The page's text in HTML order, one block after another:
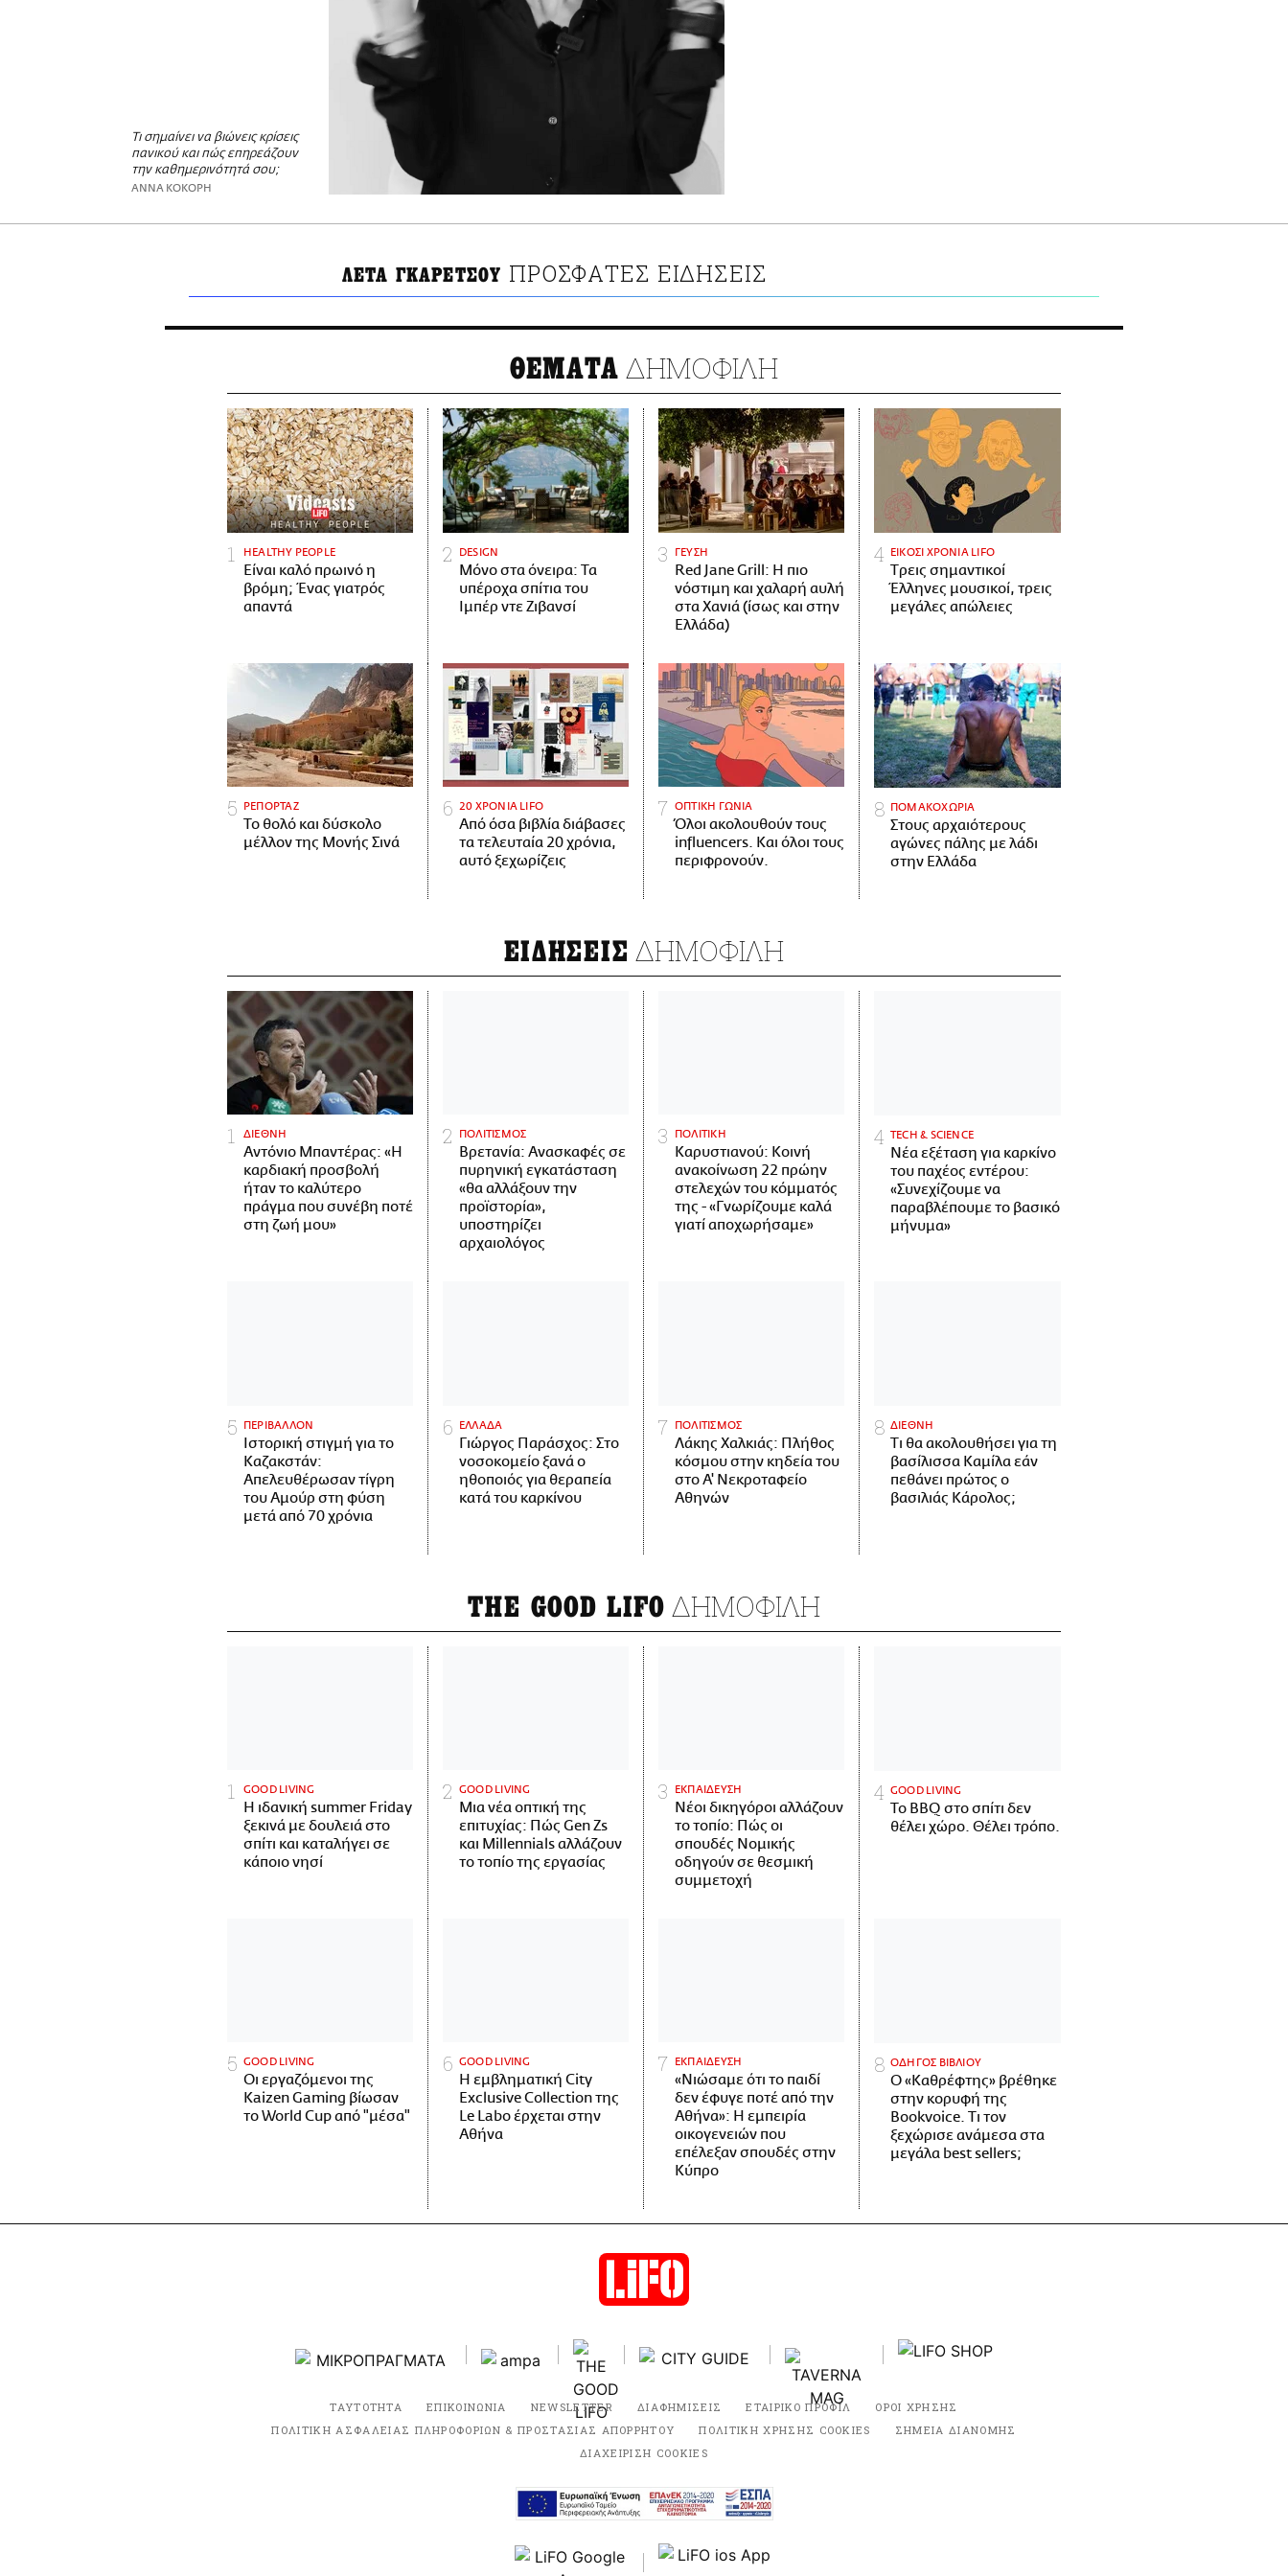
Τι σημαίνει να βιώνεις κρίσεις
πανικού και πώς επηρεάζουν
την καθημερινότητά σου;
ΑΝΝΑ ΚΟΚΟΡΗ
ΛΕΤΑ ΓΚΑΡΕΤΣΟΥ ΠΡΟΣΦΑΤΕΣ ΕΙΔΗΣΕΙΣ
ΘΕΜΑΤΑ ΔΗΜΟΦΙΛΗ
HEALTHY PEOPLE
Είναι καλό πρωινό η
βρόμη; Ένας γιατρός
απαντά
DESIGN
Μόνο στα όνειρα: Τα
υπέροχα σπίτια του
Ιμπέρ ντε Ζιβανσί
ΓΕΥΣΗ
Red Jane Grill: Η πιο
νόστιμη και χαλαρή αυλή
στα Χανιά (ίσως και στην
Ελλάδα)
ΕΙΚΟΣΙ ΧΡΟΝΙΑ LIFO
Tρεις σημαντικοί
Έλληνες μουσικοί, τρεις
μεγάλες απώλειες
ΡΕΠΟΡΤΑΖ
Το θολό και δύσκολο
μέλλον της Μονής Σινά
20 ΧΡΟΝΙΑ LIFO
Από όσα βιβλία διάβασες
τα τελευταία 20 χρόνια,
αυτό ξεχωρίζεις
ΟΠΤΙΚΗ ΓΩΝΙΑ
Όλοι ακολουθούν τους
influencers. Και όλοι τους
περιφρονούν.
ΠΟΜΑΚΟΧΩΡΙΑ
Στους αρχαιότερους
αγώνες πάλης με λάδι
στην Ελλάδα
ΕΙΔΗΣΕΙΣ ΔΗΜΟΦΙΛΗ
ΔΙΕΘΝΗ
Αντόνιο Μπαντέρας: «Η
καρδιακή προσβολή
ήταν το καλύτερο
πράγμα που συνέβη ποτέ
στη ζωή μου»
ΠΟΛΙΤΙΣΜΟΣ
Βρετανία: Ανασκαφές σε
πυρηνική εγκατάσταση
«θα αλλάξουν την
προϊστορία»,
υποστηρίζει
αρχαιολόγος
ΠΟΛΙΤΙΚΗ
Καρυστιανού: Κοινή
ανακοίνωση 22 πρώην
στελεχών του κόμματός
της - «Γνωρίζουμε καλά
γιατί αποχωρήσαμε»
ΤECH & SCIENCE
Νέα εξέταση για καρκίνο
του παχέος εντέρου:
«Συνεχίζουμε να
παραβλέπουμε το βασικό
μήνυμα»
ΠΕΡΙΒΑΛΛΟΝ
Ιστορική στιγμή για το
Καζακστάν:
Απελευθέρωσαν τίγρη
του Αμούρ στη φύση
μετά από 70 χρόνια
ΕΛΛΑΔΑ
Γιώργος Παράσχος: Στο
νοσοκομείο ξανά ο
ηθοποιός για θεραπεία
κατά του καρκίνου
ΠΟΛΙΤΙΣΜΟΣ
Λάκης Χαλκιάς: Πλήθος
κόσμου στην κηδεία του
στο Α' Νεκροταφείο
Αθηνών
ΔΙΕΘΝΗ
Τι θα ακολουθήσει για τη
βασίλισσα Καμίλα εάν
πεθάνει πρώτος ο
βασιλιάς Κάρολος;
THE GOOD LIFO ΔΗΜΟΦΙΛΗ
GOOD LIVING
Η ιδανική summer Friday
ξεκινά με δουλειά στο
σπίτι και καταλήγει σε
κάποιο νησί
GOOD LIVING
Μια νέα οπτική της
επιτυχίας: Πώς Gen Zs
και Millennials αλλάζουν
το τοπίο της εργασίας
ΕΚΠΑΙΔΕΥΣΗ
Νέοι δικηγόροι αλλάζουν
το τοπίο: Πώς οι
σπουδές Νομικής
οδηγούν σε θεσμική
συμμετοχή
GOOD LIVING
Το BBQ στο σπίτι δεν
θέλει χώρο. Θέλει τρόπο.
GOOD LIVING
Οι εργαζόμενοι της
Kaizen Gaming βίωσαν
το World Cup από "μέσα"
GOOD LIVING
Η εμβληματική City
Exclusive Collection της
Le Labo έρχεται στην
Αθήνα
ΕΚΠΑΙΔΕΥΣΗ
«Νιώσαμε ότι το παιδί
δεν έφυγε ποτέ από την
Αθήνα»: Η εμπειρία
οικογενειών που
επέλεξαν σπουδές στην
Κύπρο
ΟΔΗΓΟΣ ΒΙΒΛΙΟΥ
Ο «Καθρέφτης» βρέθηκε
στην κορυφή της
Bookvoice. Τι τον
ξεχώρισε ανάμεσα στα
μεγάλα best sellers;
ΤΑΥΤΟΤΗΤΑ ΕΠΙΚΟΙΝΩΝΙΑ NEWSLETTER ΔΙΑΦΗΜΙΣΕΙΣ ΕΤΑΙΡΙΚΟ ΠΡΟΦΙΛ
ΟΡΟΙ ΧΡΗΣΗΣ
ΠΟΛΙΤΙΚΗ ΑΣΦΑΛΕΙΑΣ ΠΛΗΡΟΦΟΡΙΩΝ & ΠΡΟΣΤΑΣΙΑΣ ΑΠΟΡΡΗΤΟΥ
ΠΟΛΙΤΙΚΗ ΧΡΗΣΗΣ COOKIES
ΣΗΜΕΙΑ ΔΙΑΝΟΜΗΣ
ΔΙΑΧΕΙΡΙΣΗ COOKIES